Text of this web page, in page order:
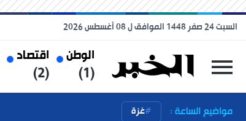
الوطن
(1)
اقتصاد
(2)
السبت 24 صفر 1448 الموافق ل 08 أغسطس 2026
مواضيع الساعة : غزة